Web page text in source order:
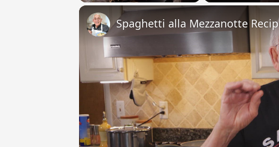
Fullscreen
Spaghetti alla Mezzanotte